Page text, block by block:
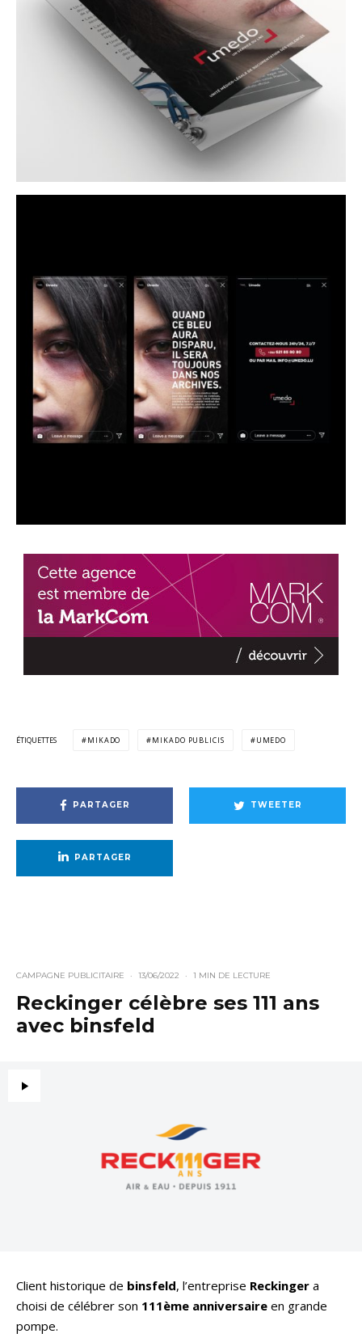
ÉTIQUETTES MIKADO MIKADO PUBLICIS UMEDO
PARTAGER TWEETER
PARTAGER
CAMPAGNE PUBLICITAIRE · 13/06/2022 · 1 MIN DE LECTURE
Reckinger célèbre ses 111 ans
avec binsfeld
Client historique de binsfeld, l’entreprise Reckinger a
choisi de célébrer son 111ème anniversaire en grande
pompe.